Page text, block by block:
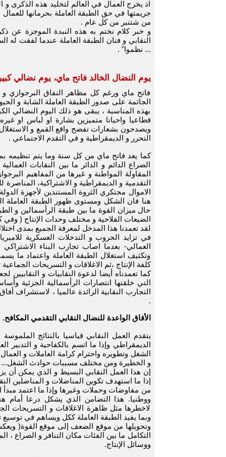
اذ يخرج العمال في العالم لتخليد هذه الذكرى و
جريمتها في حق الطبقة العاملة بحرمانها للعمال
من شتنبر من كل عام .
و خبر كلام نختم به هذه النبدة الموجزة عن
النقابي و فنان الطبقة العاملة عندما لفقت له
... نظموا" .
يوم النضال الخالد فاتح ماي، يوم نضالي
فاتح ماي ورغم كل مظاهر النفاق البرجوازي و
الجاثمة على صدور الطبقة العاملة الشابة و
بهذه المناسبة ، يبقى هو ذلك اليوم النضالي
قطاعيا واحيانا متميزين بشارة او لباس او
ويصدحون بشعارات تفضح واقع القمع و
التحرر و الديمقراطية و في التقدم الاجتماعي .
كما يعد فاتح ماي من كل سنة وما يتم تنظيمه
الصراع الدائم و الدائر ما بين النقابات
المقاولة المواطنة و غيرها من المفاهيم
التقدمية و الديمقراطية و الاشتراكية،
الاموال محتكري الثروة المستندين لأجهزة
هنا فان الشكل ومستوى ظهور الطبقة العاملة
حال ميزان القوة ما بين طبقة الرأسمالين و
الضيعات الفلاحية و مختلف وحدات الإنتاج (
لقد تعمدنا هذا المدخل لمعرفة الجميع بمدى
في تزايد الحروب و التدخلات العسكرية
العمالي- بعدما اصاب تجارب البناء
وتكثيف استغلال الطبقة العاملة واعتماد ما
كلفة الإنتاج ،ثم الاغلاقات و التسريحات
كما تعمدناه أيضا لدعوة النقابيات و
التي خلقتها انتصارات الرأسمالية الجزئية
التجارب النقابية الرائدة عالميا ، لاستشراف
.
الأفاق الواعدة للنضال النقابي التقدمي المكافح.
يتقدم العمل النقابي قياسيا بالنتائج
الديمقراطي وإذا ما اتسم بالكفاحية و
الشغل وتطويره واحترام كرامة العاملات و
و الخطيرة ومن مختلف مسببات حوادث الشغل...
إن هذا العمل النقابي البسيط و الذي يمكن أن
إذا ما استهدف تكوين المناضلات و المناضلين
من مفاوضات وحملات وغيرها وإذا ما اعتمد
ووطنيا. هذا التضامن الذي يشكل درعا أمام
لاخطرها مثل ظاهرة الاغلاقات و التسريحات
وبما يفيد الطبقة العاملة ككل ويساهم في
وتحويلها من موقع الضعف إلى موقع القوة(
التكامل ما بين الفئات مكان التنافر و
ووسائل الإنتاج.